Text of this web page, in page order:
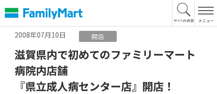
文
へ
2008年07月10日
開店
滋賀県内で初めてのファミリーマート
病院内店舗
『県立成人病センター店』開店！